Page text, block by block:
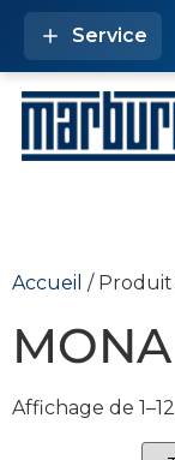
Service
Accueil / Produit
MONA
Affichage de